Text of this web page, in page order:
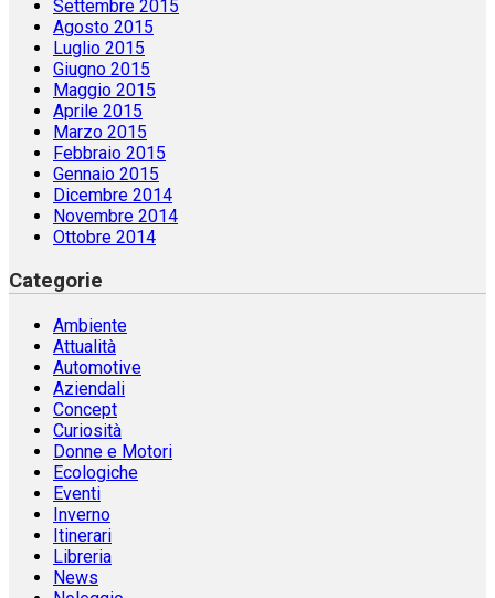
Settembre 2015
Agosto 2015
Luglio 2015
Giugno 2015
Maggio 2015
Aprile 2015
Marzo 2015
Febbraio 2015
Gennaio 2015
Dicembre 2014
Novembre 2014
Ottobre 2014
Categorie
Ambiente
Attualità
Automotive
Aziendali
Concept
Curiosità
Donne e Motori
Ecologiche
Eventi
Inverno
Itinerari
Libreria
News